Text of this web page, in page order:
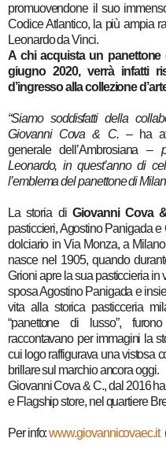
promuovendone il suo
Codice Atlantico, la più ampia
Leonardo da Vinci.
A chi acquista un panettone
giugno 2020, verrà infatti
d’ingresso alla collezione
“Siamo soddisfatti della
Giovanni Cova & C. – ha
generale dell’Ambrosiana–
Leonardo, in quest’anno di
l’emblema del panettone di
La storia diGiovanni Cova
pasticcieri, Agostino Panigada
dolciario in Via Monza, a
nasce nel 1905, quando
Grioni apre la sua pasticcieria
sposa Agostino Panigada e
vita alla storica pasticceria
“panettone di lusso”,
raccontavano per immagini la
cui logo raffigurava una vistosa
brillare sul marchio ancora oggi.
Giovanni Cova & C., dal 2016
e Flagship store, nel quartiere
Per info:www.giovannicovaec.it